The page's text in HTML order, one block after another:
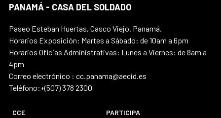
PANAMÁ - CASA DEL SOLDADO
Paseo Esteban Huertas, Casco Viejo. Panamá.
Horarios Exposición: Martes a Sábado: de 10am a 6pm
Horarios Oficias Administrativas: Lunes a Viernes: de 8am a
4pm
Correo electrónico : cc.panama@aecid.es
Teléfono:+(507) 378 2300
CCE
PARTICIPA